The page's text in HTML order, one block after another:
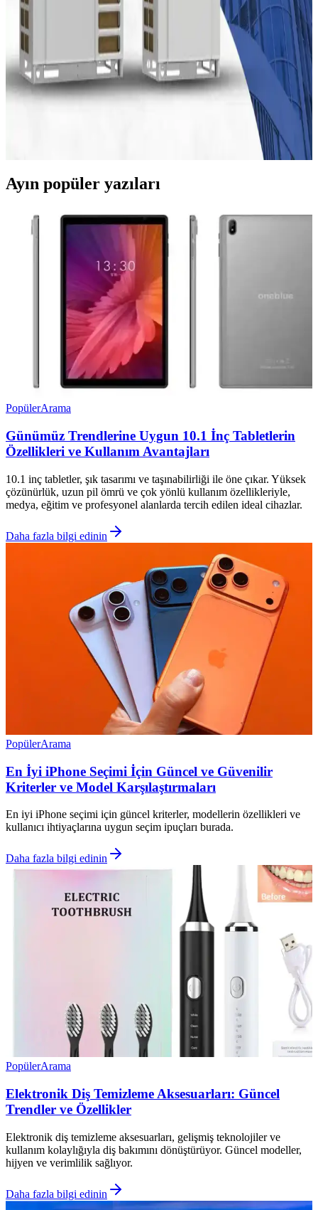
Altus'un enerji tasarrufu sağlayan klimaları, yüksek verimlilik ve
gelişmiş teknolojileriyle düşük enerji tüketimi ve yüksek performans
sunar, çevre dostu çözümler sağlar.
Enerji Verimli Klima Çözümleri ve Evde Tasarruf
İpuçları
Enerji verimli klimalar, düşük enerji tüketimiyle yüksek performans
sağlar. Modern teknolojiler ve doğru kullanım alışkanlıklarıyla enerji
tasarrufu mümkün. Bu çözümler ekonomik ve çevresel faydalar
Ayın popüler yazıları
PopülerArama
Günümüz Trendlerine Uygun 10.1 İnç Tabletlerin
Özellikleri ve Kullanım Avantajları
10.1 inç tabletler, şık tasarımı ve taşınabilirliği ile öne çıkar. Yüksek
çözünürlük, uzun pil ömrü ve çok yönlü kullanım özellikleriyle,
medya, eğitim ve profesyonel alanlarda tercih edilen ideal cihazlar.
Daha fazla bilgi edinin
PopülerArama
En İyi iPhone Seçimi İçin Güncel ve Güvenilir
Kriterler ve Model Karşılaştırmaları
En iyi iPhone seçimi için güncel kriterler, modellerin özellikleri ve
kullanıcı ihtiyaçlarına uygun seçim ipuçları burada.
Daha fazla bilgi edinin
PopülerArama
Elektronik Diş Temizleme Aksesuarları: Güncel
Trendler ve Özellikler
Elektronik diş temizleme aksesuarları, gelişmiş teknolojiler ve
kullanım kolaylığıyla diş bakımını dönüştürüyor. Güncel modeller,
hijyen ve verimlilik sağlıyor.
Daha fazla bilgi edinin